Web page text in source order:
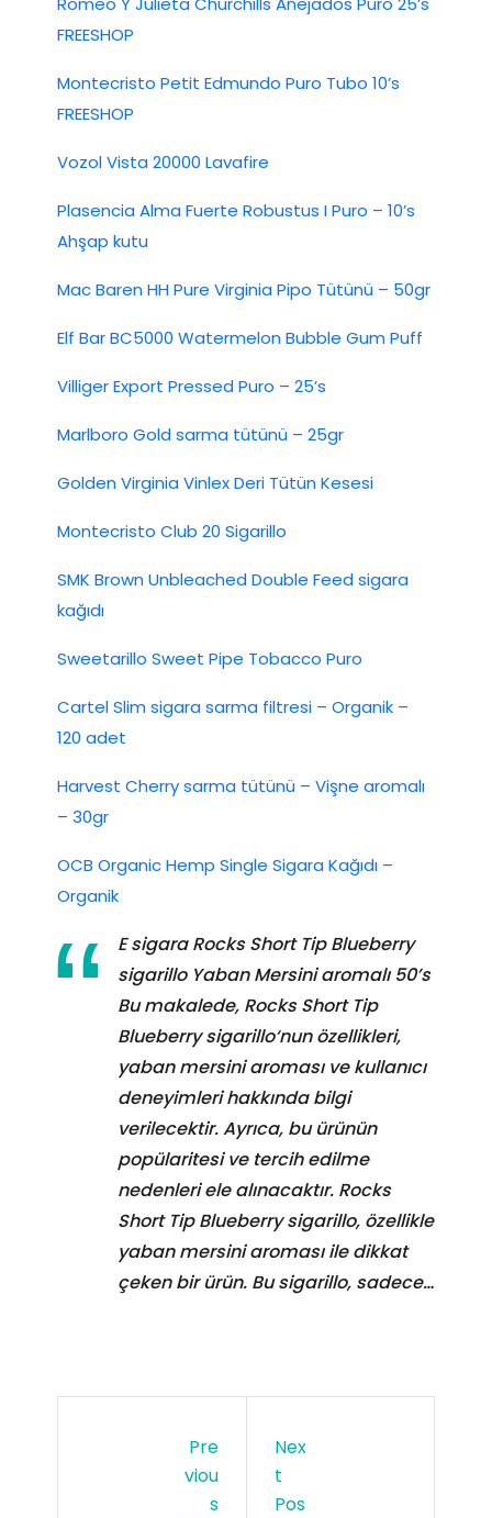
FREESHOP
Montecristo Petit Edmundo Puro Tubo 10’s
FREESHOP
Vozol Vista 20000 Lavafire
Plasencia Alma Fuerte Robustus I Puro – 10’s
Ahşap kutu
Mac Baren HH Pure Virginia Pipo Tütünü – 50gr
Elf Bar BC5000 Watermelon Bubble Gum Puff
Villiger Export Pressed Puro – 25’s
Marlboro Gold sarma tütünü – 25gr
Golden Virginia Vinlex Deri Tütün Kesesi
Montecristo Club 20 Sigarillo
SMK Brown Unbleached Double Feed sigara
kağıdı
Sweetarillo Sweet Pipe Tobacco Puro
Cartel Slim sigara sarma filtresi – Organik –
120 adet
Harvest Cherry sarma tütünü – Vişne aromalı
– 30gr
OCB Organic Hemp Single Sigara Kağıdı –
Organik
E sigara Rocks Short Tip Blueberry
sigarillo Yaban Mersini aromalı 50’s
Bu makalede, Rocks Short Tip
Blueberry sigarillo‘nun özellikleri,
yaban mersini aroması ve kullanıcı
deneyimleri hakkında bilgi
verilecektir. Ayrıca, bu ürünün
popülaritesi ve tercih edilme
nedenleri ele alınacaktır. Rocks
Short Tip Blueberry sigarillo, özellikle
yaban mersini aroması ile dikkat
çeken bir ürün. Bu sigarillo, sadece…
Pre
Viou
S
Nex
T
Pos